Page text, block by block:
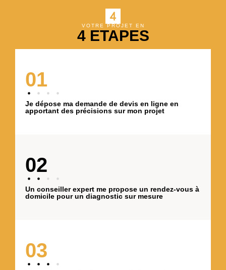
VOTRE PROJET EN
4 ETAPES
01
Je dépose ma demande de devis en ligne en
apportant des précisions sur mon projet
02
Un conseiller expert me propose un rendez-vous à
domicile pour un diagnostic sur mesure
03